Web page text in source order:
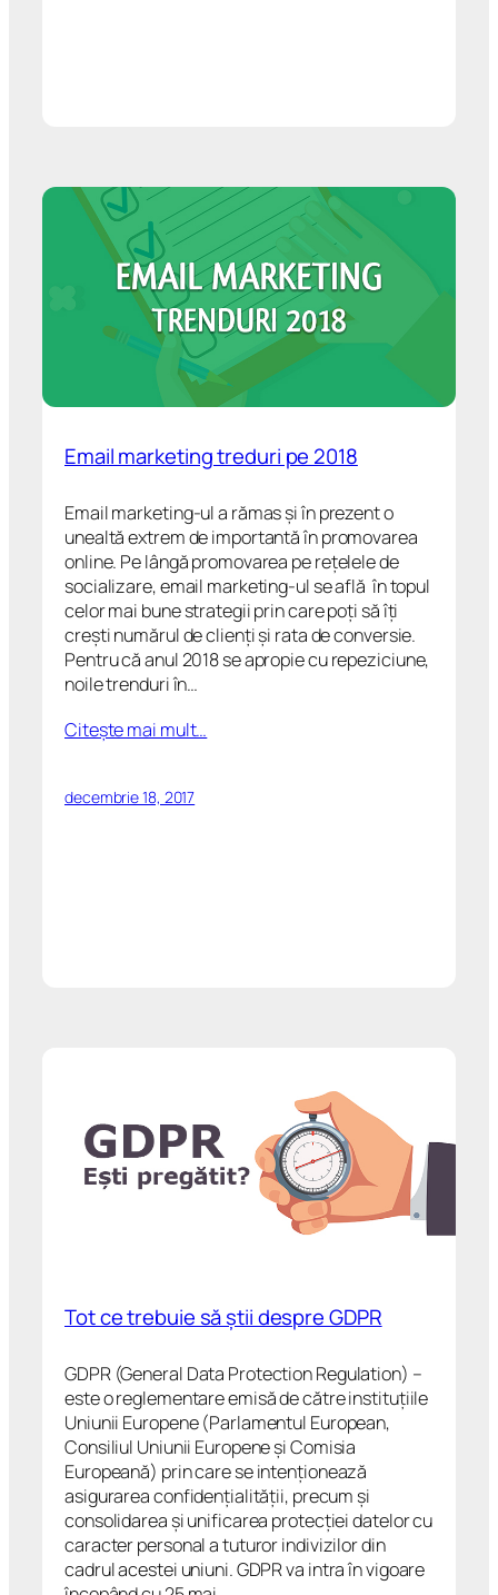
Email marketing treduri pe 2018
Email marketing-ul a rămas și în prezent o
unealtă extrem de importantă în promovarea
online. Pe lângă promovarea pe rețelele de
socializare, email marketing-ul se află în topul
celor mai bune strategii prin care poți să îți
crești numărul de clienți și rata de conversie.
Pentru că anul 2018 se apropie cu repeziciune,
noile trenduri în…
Citeşte mai mult…
decembrie 18, 2017
Tot ce trebuie să știi despre GDPR
GDPR (General Data Protection Regulation) –
este o reglementare emisă de către instituțiile
Uniunii Europene (Parlamentul European,
Consiliul Uniunii Europene și Comisia
Europeană) prin care se intenționează
asigurarea confidențialității, precum și
consolidarea și unificarea protecției datelor cu
caracter personal a tuturor indivizilor din
cadrul acestei uniuni. GDPR va intra în vigoare